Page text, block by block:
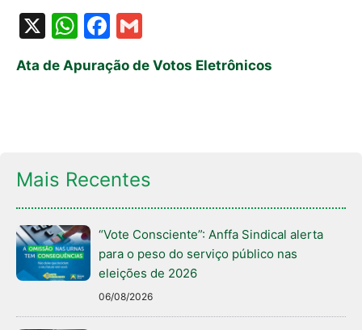
X
W
at
p
F
a
c
o
k
m
ai
Ata de Apuração de Votos Eletrônicos
Mais Recentes
“Vote Consciente”: Anffa Sindical alerta
para o peso do serviço público nas
eleições de 2026
06/08/2026